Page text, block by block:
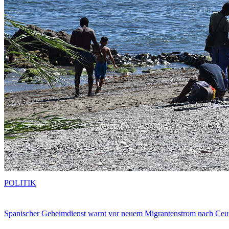
Spanischer Geheimdienst warnt vor neuem Migrantenstrom nach
POLITIK